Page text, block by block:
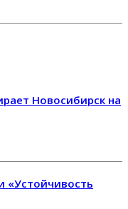
Новосибирск на
«Устойчивость